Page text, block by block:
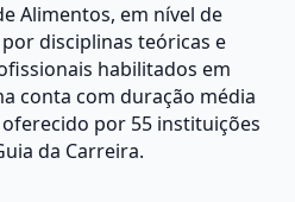
Alimentos, em nível de
disciplinas teóricas e
habilitados em
conta com duração média
por 55 instituições
da Carreira.